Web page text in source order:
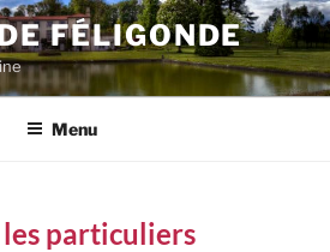
FÉLIGONDE
Menu
particuliers